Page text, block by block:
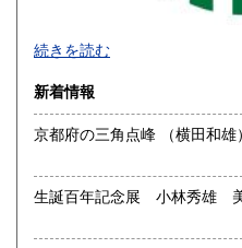
続きを読む
新着情報
京都府の三角点峰 （横田和雄）
生誕百年記念展 小林秀雄